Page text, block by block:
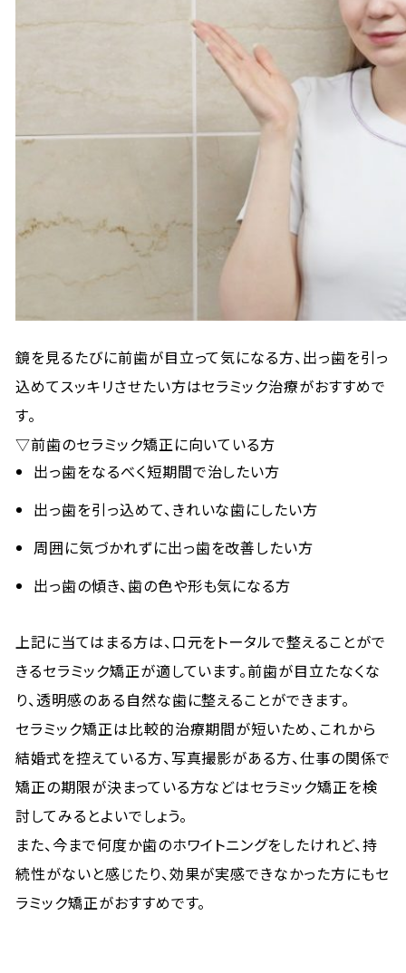
鏡を見るたびに前歯が目立って気になる方、出っ歯を引っ
込めてスッキリさせたい方はセラミック治療がおすすめで
す。
▽前歯のセラミック矯正に向いている方
出っ歯をなるべく短期間で治したい方
出っ歯を引っ込めて、きれいな歯にしたい方
周囲に気づかれずに出っ歯を改善したい方
出っ歯の傾き、歯の色や形も気になる方
上記に当てはまる方は、口元をトータルで整えることがで
きるセラミック矯正が適しています。前歯が目立たなくな
り、透明感のある自然な歯に整えることができます。
セラミック矯正は比較的治療期間が短いため、これから
結婚式を控えている方、写真撮影がある方、仕事の関係で
矯正の期限が決まっている方などはセラミック矯正を検
討してみるとよいでしょう。
また、今まで何度か歯のホワイトニングをしたけれど、持
続性がないと感じたり、効果が実感できなかった方にもセ
ラミック矯正がおすすめです。